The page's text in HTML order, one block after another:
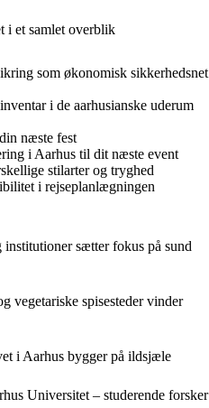
i et samlet overblik
som økonomisk sikkerhedsnet
i de aarhusianske uderum
næste fest
i Aarhus til dit næste event
stilarter og tryghed
i rejseplanlægningen
institutioner sætter fokus på sund
vegetariske spisesteder vinder
i Aarhus bygger på ildsjæle
Universitet – studerende forsker